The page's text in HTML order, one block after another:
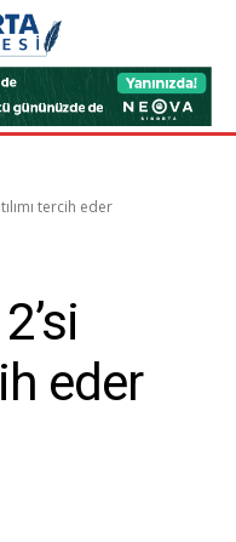
tercih eder
eder